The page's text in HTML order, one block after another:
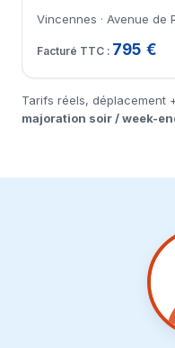
Vincennes · Avenue de
795 €
Tarifs réels, déplacement
majoration soir / week-